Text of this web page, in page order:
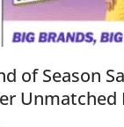
of Season
Unmatched